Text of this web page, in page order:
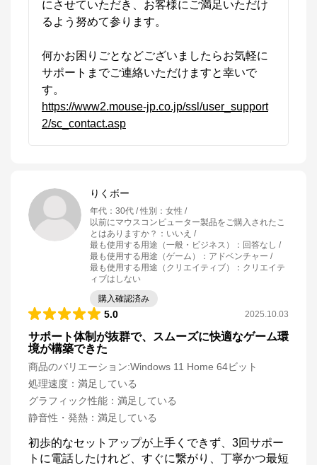
にさせていただき、お客様にご満足いただけ
るよう努めて参ります。
何かお困りごとなどございましたらお気軽に
サポートまでご連絡いただけますと幸いで
https://www2.mouse-jp.co.jp/ssl/user_support
2/sc_contact.asp
りくボー
年代 ： 30代 性別 ： 女性
以前にマウスコンピューター製品をご購入されたこ
とはありますか？ ： いいえ
最も使用する用途（一般・ビジネス）
： 回答なし
最も使用する用途（ゲーム）
： アドベンチャー
最も使用する用途（クリエイティブ）
： クリエイテ
ィブはしない
購入確認済み
5.0 2025.10.03
サポート体制が抜群で、スムーズに快適なゲーム環
境が構築できた
商品のバリエーション:Windows 11 Home 64ビット
処理速度 ： 満足している
グラフィック性能 ： 満足している
静音性・発熱 ： 満足している
初歩的なセットアップが上手くできず、3回サポー
トに電話したけれど、すぐに繋がり、丁寧かつ最短